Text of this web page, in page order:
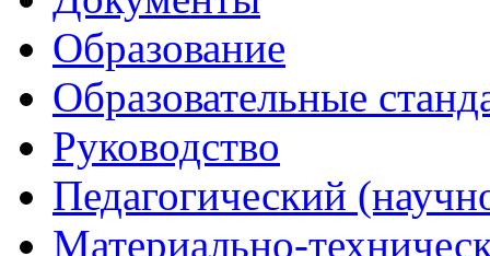
Образование
Образовательные
Руководство
Педагогический
Материально-